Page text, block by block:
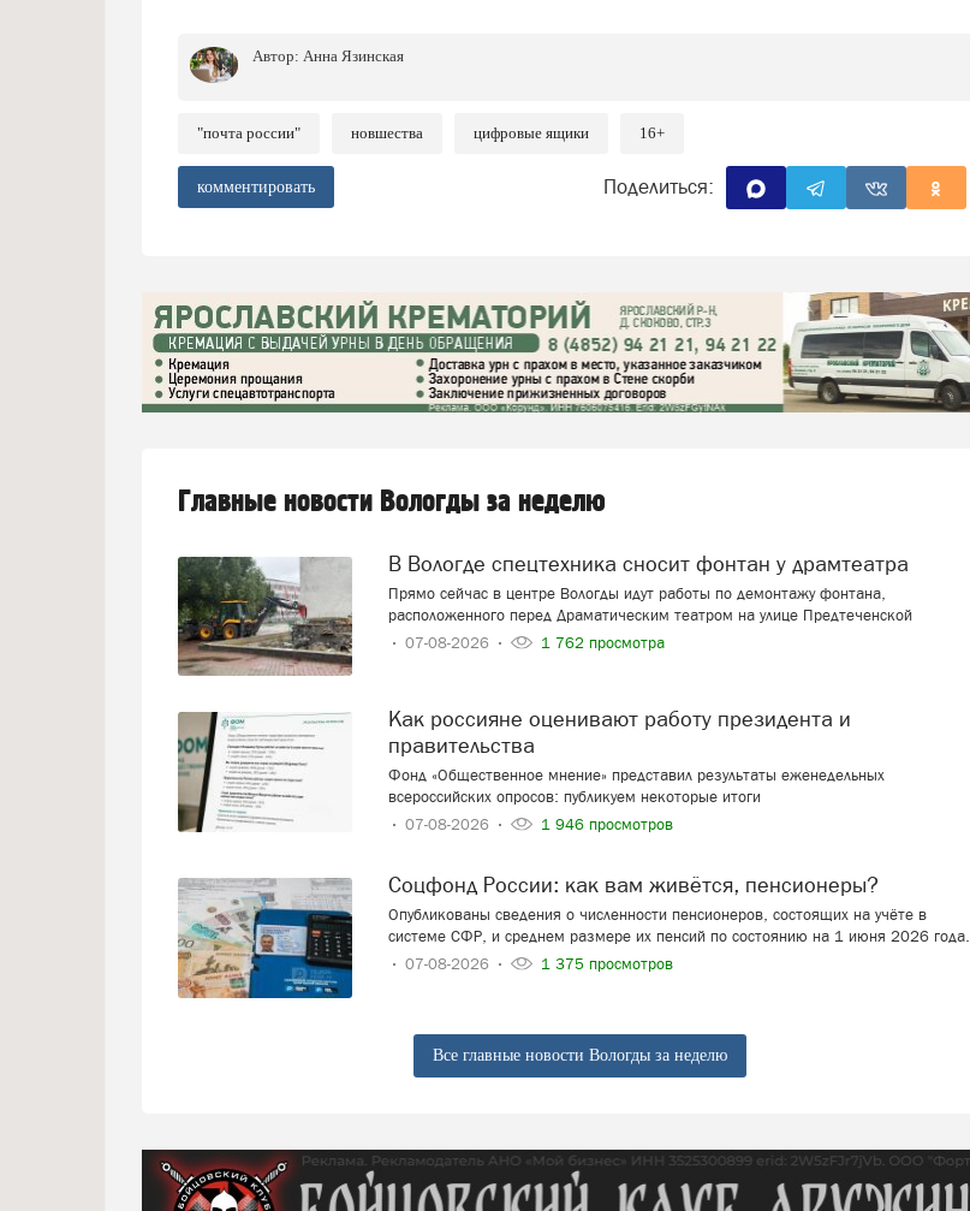
Автор: Анна Язинская
"почта россии" новшества цифровые ящики 16+
комментировать Поделиться:
Главные новости Вологды за неделю
В Вологде спецтехника сносит фонтан у драмтеатра
Прямо сейчас в центре Вологды идут работы по демонтажу фонтана,
расположенного перед Драматическим театром на улице Предтеченской
07-08-2026
1 762 просмотра
Как россияне оценивают работу президента и
правительства
Фонд «Общественное мнение» представил результаты еженедельных
всероссийских опросов: публикуем некоторые итоги
07-08-2026
1 946 просмотров
Соцфонд России: как вам живётся, пенсионеры?
Опубликованы сведения о численности пенсионеров, состоящих на учёте в
системе СФР, и среднем размере их пенсий по состоянию на 1 июня 2026 года.
07-08-2026
1 375 просмотров
Все главные новости Вологды за неделю